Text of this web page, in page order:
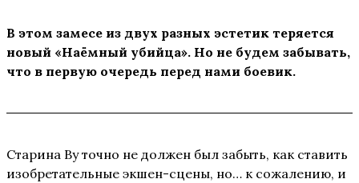
В этом замесе из двух разных эстетик теряется
новый «Наёмный убийца». Но не будем забывать,
что в первую очередь перед нами боевик.
Старина Ву точно не должен был забыть, как ставить
изобретательные экшен-сцены, но… к сожалению, и